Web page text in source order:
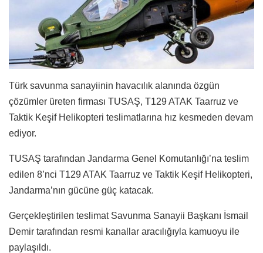
Türk savunma sanayiinin havacılık alanında özgün
çözümler üreten firması TUSAŞ, T129 ATAK Taarruz ve
Taktik Keşif Helikopteri teslimatlarına hız kesmeden devam
ediyor.
TUSAŞ tarafından Jandarma Genel Komutanlığı’na teslim
edilen 8’nci T129 ATAK Taarruz ve Taktik Keşif Helikopteri,
Jandarma’nın gücüne güç katacak.
Gerçekleştirilen teslimat Savunma Sanayii Başkanı İsmail
Demir tarafından resmi kanallar aracılığıyla kamuoyu ile
paylaşıldı.